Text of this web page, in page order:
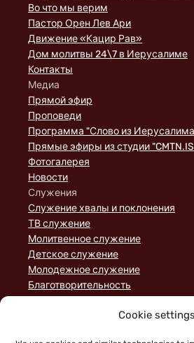
Cookie settings
Во что мы верим
Пастор Орен Лев Ари
Движение «Кацир Рав»
Дом молитвы 24\7 в Иерусалиме
Контакты
Медиа
Прямой эфир
Проповеди
Программа "Слово из
Прямые эфиры из студии
Фотогалерея
Новости
Служения
Служение хвалы и поклонения
ТВ служение
Молитвенное служение
Детское служение
Молодежное служение
Благотворительность
Служение порядка